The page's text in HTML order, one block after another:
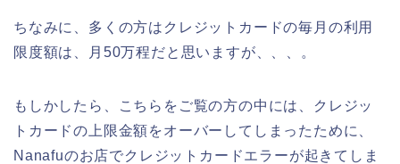
ちなみに、多くの方はクレジットカードの毎月の利用
限度額は、月50万程だと思いますが、、、。
もしかしたら、こちらをご覧の方の中には、クレジッ
トカードの上限金額をオーバーしてしまったために、
Nanafuのお店でクレジットカードエラーが起きてしま